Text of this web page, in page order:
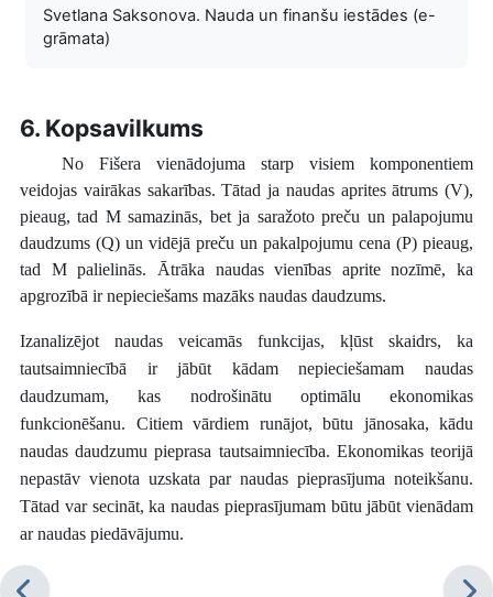
Svetlana Saksonova. Nauda un finanšu iestādes (e-
grāmata)
6. Kopsavilkums
No Fišera vienādojuma starp visiem komponentiem
veidojas vairākas sakarības. Tātad ja naudas aprites ātrums (V),
pieaug, tad M samazinās, bet ja saražoto preču un palapojumu
daudzums (Q) un vidējā preču un pakalpojumu cena (P) pieaug,
tad M palielinās. Ātrāka naudas vienības aprite nozīmē, ka
apgrozībā ir nepieciešams mazāks naudas daudzums.
Izanalizējot naudas veicamās funkcijas, kļūst skaidrs, ka
tautsaimniecībā ir jābūt kādam nepieciešamam naudas
daudzumam, kas nodrošinātu optimālu ekonomikas
funkcionēšanu. Citiem vārdiem runājot, būtu jānosaka, kādu
naudas daudzumu pieprasa tautsaimniecība. Ekonomikas teorijā
nepastāv vienota uzskata par naudas pieprasījuma noteikšanu.
Tātad var secināt, ka naudas pieprasījumam būtu jābūt vienādam
ar naudas piedāvājumu.